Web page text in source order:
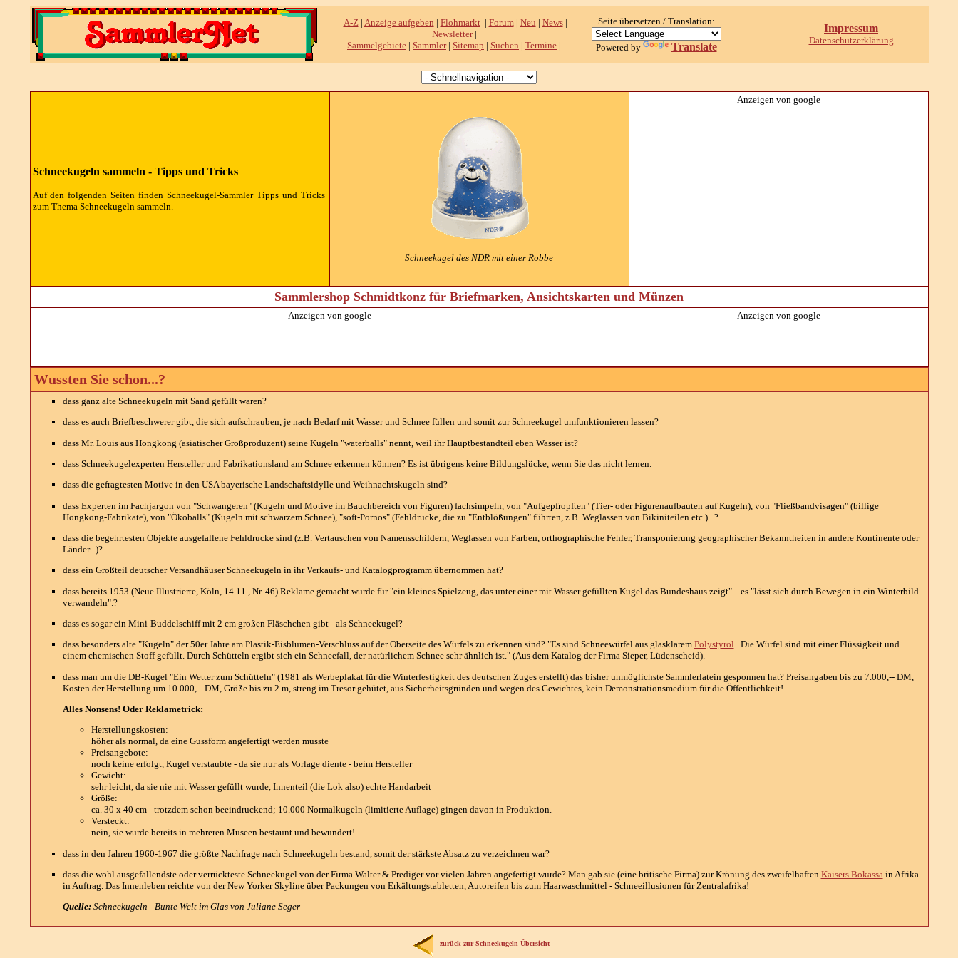
A-Z| Anzeige aufgeben | Flohmarkt| Forum| Neu | News|
Newsletter|
Sammelgebiete | Sammler| Sitemap | Suchen | Termine |
Seite übersetzen / Translation:
Powered by Translate
Impressum
Datenschutzerklärung
Schneekugeln sammeln - Tipps und Tricks
Auf den folgenden Seiten finden Schneekugel-Sammler Tipps und Tricks
zum Thema Schneekugeln sammeln.
Schneekugel des NDR mit einer Robbe
Anzeigen von google
Sammlershop Schmidtkonz für Briefmarken, Ansichtskarten und Münzen
Anzeigen von google Anzeigen von google
Wussten Sie schon...?
dass ganz alte Schneekugeln mit Sand gefüllt waren?
dass es auch Briefbeschwerer gibt, die sich aufschrauben, je nach Bedarf mit Wasser und Schnee füllen und somit zur Schneekugel umfunktionieren lassen?
dass Mr. Louis aus Hongkong (asiatischer Großproduzent) seine Kugeln "waterballs" nennt, weil ihr Hauptbestandteil eben Wasser ist?
dass Schneekugelexperten Hersteller und Fabrikationsland am Schnee erkennen können? Es ist übrigens keine Bildungslücke, wenn Sie das nicht lernen.
dass die gefragtesten Motive in den USA bayerische Landschaftsidylle und Weihnachtskugeln sind?
dass Experten im Fachjargon von "Schwangeren" (Kugeln und Motive im Bauchbereich von Figuren) fachsimpeln, von "Aufgepfropften" (Tier- oder Figurenaufbauten auf Kugeln), von "Fließbandvisagen" (billige
Hongkong-Fabrikate), von "Ökoballs" (Kugeln mit schwarzem Schnee), "soft-Pornos" (Fehldrucke, die zu "Entblößungen" führten, z.B. Weglassen von Bikiniteilen etc.)...?
dass die begehrtesten Objekte ausgefallene Fehldrucke sind (z.B. Vertauschen von Namensschildern, Weglassen von Farben, orthographische Fehler, Transponierung geographischer Bekanntheiten in andere Kontinente oder
Länder...)?
dass ein Großteil deutscher Versandhäuser Schneekugeln in ihr Verkaufs- und Katalogprogramm übernommen hat?
dass bereits 1953 (Neue Illustrierte, Köln, 14.11., Nr. 46) Reklame gemacht wurde für "ein kleines Spielzeug, das unter einer mit Wasser gefüllten Kugel das Bundeshaus zeigt"... es "lässt sich durch Bewegen in ein Winterbild
verwandeln".?
dass es sogar ein Mini-Buddelschiff mit 2 cm großen Fläschchen gibt - als Schneekugel?
dass besonders alte "Kugeln" der 50er Jahre am Plastik-Eisblumen-Verschluss auf der Oberseite des Würfels zu erkennen sind? "Es sind Schneewürfel aus glasklarem Polystyrol . Die Würfel sind mit einer Flüssigkeit und
einem chemischen Stoff gefüllt. Durch Schütteln ergibt sich ein Schneefall, der natürlichem Schnee sehr ähnlich ist." (Aus dem Katalog der Firma Sieper, Lüdenscheid).
dass man um die DB-Kugel "Ein Wetter zum Schütteln" (1981 als Werbeplakat für die Winterfestigkeit des deutschen Zuges erstellt) das bisher unmöglichste Sammlerlatein gesponnen hat? Preisangaben bis zu 7.000,-- DM,
Kosten der Herstellung um 10.000,-- DM, Größe bis zu 2 m, streng im Tresor gehütet, aus Sicherheitsgründen und wegen des Gewichtes, kein Demonstrationsmedium für die Öffentlichkeit!
Alles Nonsens! Oder Reklametrick:
Herstellungskosten:
höher als normal, da eine Gussform angefertigt werden musste
Preisangebote:
noch keine erfolgt, Kugel verstaubte - da sie nur als Vorlage diente - beim Hersteller
Gewicht:
sehr leicht, da sie nie mit Wasser gefüllt wurde, Innenteil (die Lok also) echte Handarbeit
Größe:
ca. 30 x 40 cm - trotzdem schon beeindruckend; 10.000 Normalkugeln (limitierte Auflage) gingen davon in Produktion.
Versteckt:
nein, sie wurde bereits in mehreren Museen bestaunt und bewundert!
dass in den Jahren 1960-1967 die größte Nachfrage nach Schneekugeln bestand, somit der stärkste Absatz zu verzeichnen war?
dass die wohl ausgefallendste oder verrückteste Schneekugel von der Firma Walter & Prediger vor vielen Jahren angefertigt wurde? Man gab sie (eine britische Firma) zur Krönung des zweifelhaften Kaisers Bokassa in Afrika
in Auftrag. Das Innenleben reichte von der New Yorker Skyline über Packungen von Erkältungstabletten, Autoreifen bis zum Haarwaschmittel - Schneeillusionen für Zentralafrika!
Quelle: Schneekugeln - Bunte Welt im Glas von Juliane Seger
zurück zur Schneekugeln-Übersicht